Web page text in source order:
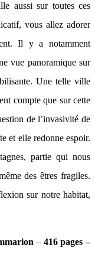
aussi sur toutes ces
vous allez adorer
Il y a notamment
vue panoramique sur
Une telle ville
compte que sur cette
de l’invasivité de
et elle redonne espoir.
partie qui nous
des êtres fragiles.
sur notre habitat,
– 416 pages –